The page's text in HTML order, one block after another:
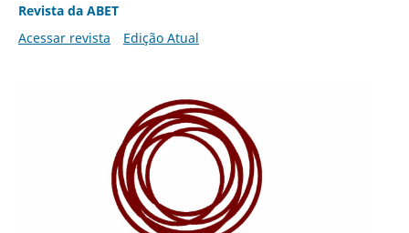
Revista da ABET
Acessar revista
Edição Atual